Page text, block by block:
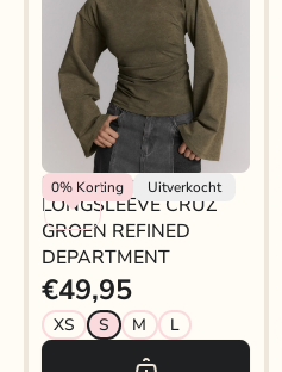
0% Korting Uitverkocht
Refined Department
LONGSLEEVE CRUZ
GROEN REFINED
DEPARTMENT
€49,95
XS S M L